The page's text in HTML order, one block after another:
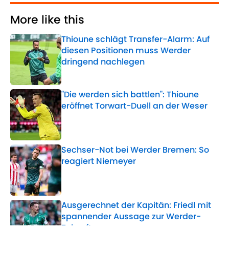
More like this
Thioune schlägt Transfer-Alarm: Auf
diesen Positionen muss Werder
dringend nachlegen
Published by on Invalid Date
"Die werden sich battlen": Thioune
eröffnet Torwart-Duell an der Weser
Published by on Invalid Date
Sechser-Not bei Werder Bremen: So
reagiert Niemeyer
Published by on Invalid Date
Ausgerechnet der Kapitän: Friedl mit
spannender Aussage zur Werder-
Zukunft